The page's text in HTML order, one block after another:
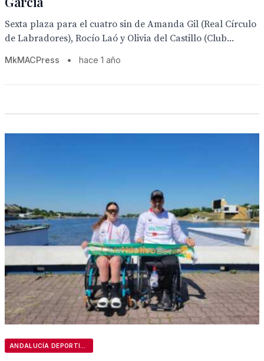
Sexta plaza para el cuatro sin de Amanda Gil (Real Círculo
de Labradores), Rocío Laó y Olivia del Castillo (Club...
MkMACPress • hace 1 año